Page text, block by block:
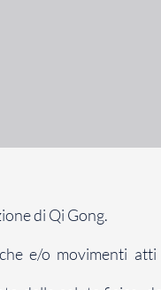
di Qi Gong.
e/o movimenti